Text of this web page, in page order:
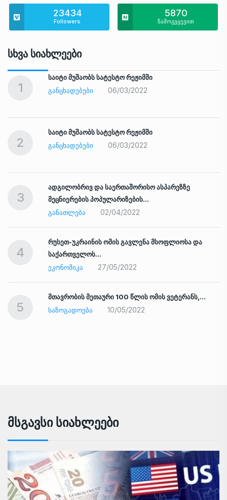
23434
Followers
5870
წამოგვყევით
Სხვა Სიახლეები
1
საიტი მუშაობს სატესტო რეჟიმში
ᲒᲐᲜᲪᲮᲐᲓᲔᲑᲔᲑᲘ
06/03/2022
2
საიტი მუშაობს სატესტო რეჟიმში
ᲒᲐᲜᲪᲮᲐᲓᲔᲑᲔᲑᲘ
06/03/2022
3
ადგილობრივ და საერთაშორისო ასპარეზზე
მეცნიერების პოპულარიზების…
ᲒᲐᲜᲐᲗᲚᲔᲑᲐ
02/04/2022
4
რუსეთ-უკრაინის ომის გავლენა მსოფლიოსა და
საქართველოს…
ᲔᲙᲝᲜᲝᲛᲘᲙᲐ
27/05/2022
5
მთავრობის მეთაური 100 წლის ომის ვეტერანს,…
ᲡᲐᲖᲝᲒᲐᲓᲝᲔᲑᲐ
10/05/2022
Მსგავსი Სიახლეები